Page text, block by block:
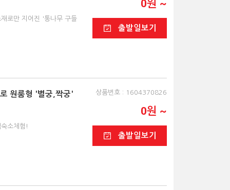
로만 지어진 '통나무 구들
0원 ~
출발일보기
원룸형 '별궁,짝궁'
소체험!
상품번호 : 1604370826
0원 ~
출발일보기